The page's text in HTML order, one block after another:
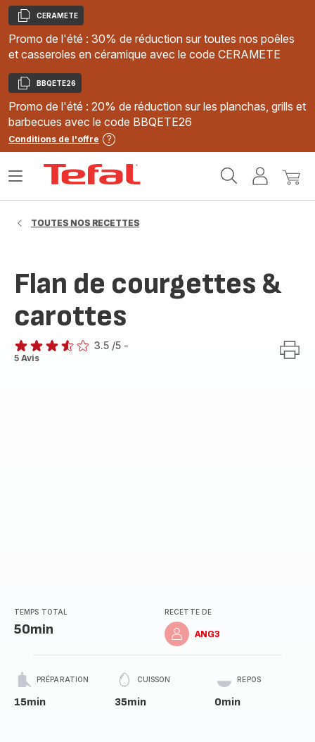
Copier
CERAMETE
Promo de l'été : 30% de réduction sur toutes nos poêles
et casseroles en céramique avec le code CERAMETE
Copier
BBQETE26
Promo de l'été : 20% de réduction sur les planchas, grills et
barbecues avec le code BBQETE26
Conditions de l'offre
MonMon
Ouvrir
TOUTES NOS RECETTES
Flan de courgettes &
carottes
ratings.3.5
3.5 /5 -
5 Avis
TEMPS TOTAL
50min
RECETTE DE
ANG3
PRÉPARATION
15min
CUISSON
35min
REPOS
0min